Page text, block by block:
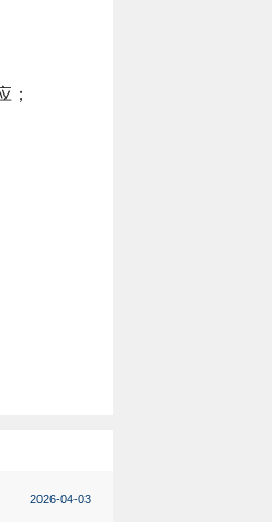
；
2026-04-03